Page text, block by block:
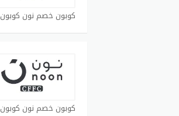
كوبون خصم نون كوبون
كوبون خصم نون كوبون